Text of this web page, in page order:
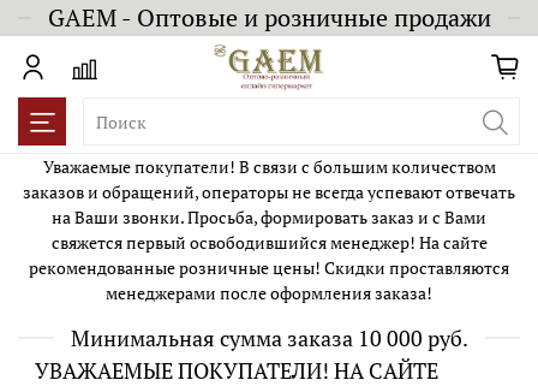
GAEM - Оптовые и розничные продажи
Уважаемые покупатели! В связи с большим количеством
заказов и обращений, операторы не всегда успевают отвечать
на Ваши звонки. Просьба, формировать заказ и с Вами
свяжется первый освободившийся менеджер! На сайте
рекомендованные розничные цены! Скидки проставляются
менеджерами после оформления заказа!
Минимальная сумма заказа 10 000 руб.
УВАЖАЕМЫЕ ПОКУПАТЕЛИ! НА САЙТЕ